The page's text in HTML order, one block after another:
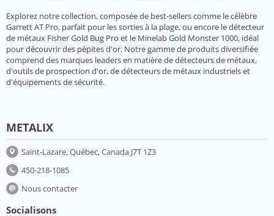
Explorez notre collection, composée de best-sellers comme le célèbre
Garrett AT Pro, parfait pour les sorties à la plage, ou encore le détecteur
de métaux Fisher Gold Bug Pro et le Minelab Gold Monster 1000, idéal
pour découvrir des pépites d'or. Notre gamme de produits diversifiée
comprend des marques leaders en matière de détecteurs de métaux,
d'outils de prospection d'or, de détecteurs de métaux industriels et
d'équipements de sécurité.
METALIX
Saint-Lazare, Québec, Canada J7T 1Z3
450-218-1085
Nous contacter
Socialisons